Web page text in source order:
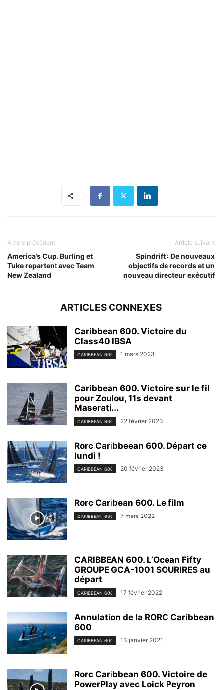
Article précédent
America’s Cup. Burling et
Tuke repartent avec Team
New Zealand
Article suivant
Spindrift : De nouveaux
objectifs de records et un
nouveau directeur exécutif
ARTICLES CONNEXES
Caribbean 600. Victoire du
Class40 IBSA
CARIBBEAN 600 1 mars 2023
Caribbean 600. Victoire sur le fil
pour Zoulou, 11s devant
Maserati...
CARIBBEAN 600 22 février 2023
Rorc Caribbeean 600. Départ ce
lundi !
CARIBBEAN 600 20 février 2023
Rorc Caribean 600. Le film
CARIBBEAN 600 7 mars 2022
CARIBBEAN 600. L’Ocean Fifty
GROUPE GCA-1001 SOURIRES au
départ
CARIBBEAN 600 17 février 2022
Annulation de la RORC Caribbean
600
CARIBBEAN 600 13 janvier 2021
Rorc Caribbean 600. Victoire de
PowerPlay avec Loick Peyron